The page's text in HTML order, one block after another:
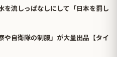
を流しっぱなしにして「日本を罰し
や自衛隊の制服」が大量出品【タイ